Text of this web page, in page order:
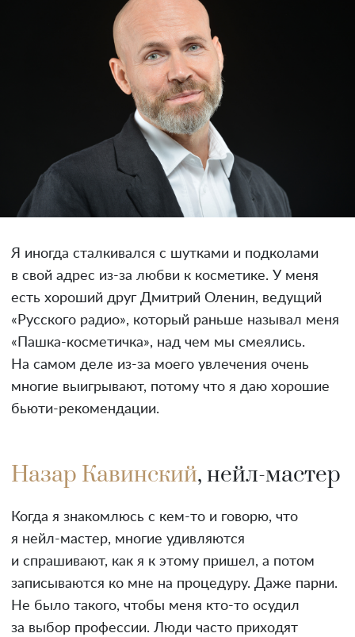
Я иногда сталкивался с шутками и подколами
в свой адрес из-за любви к косметике. У меня
есть хороший друг Дмитрий Оленин, ведущий
«Русского радио», который раньше называл меня
«Пашка-косметичка», над чем мы смеялись.
На самом деле из-за моего увлечения очень
многие выигрывают, потому что я даю хорошие
бьюти-рекомендации.
Назар Кавинский, нейл-мастер
Когда я знакомлюсь с кем-то и говорю, что
я нейл-мастер, многие удивляются
и спрашивают, как я к этому пришел, а потом
записываются ко мне на процедуру. Даже парни.
Не было такого, чтобы меня кто-то осудил
за выбор профессии. Люди часто приходят